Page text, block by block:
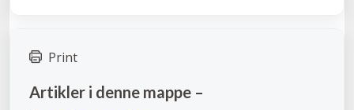
Print
Artikler i denne mappe –